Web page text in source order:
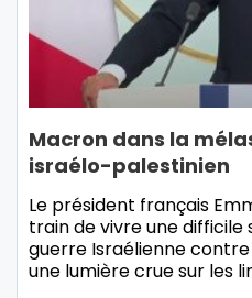
Macron dans la
israélo-palestinien
Le président français
train de vivre une difficile
guerre Israélienne
une lumière crue sur les